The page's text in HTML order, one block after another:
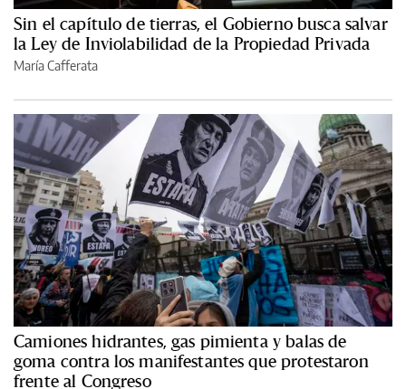
Sin el capítulo de tierras, el Gobierno busca salvar
la Ley de Inviolabilidad de la Propiedad Privada
María Cafferata
Camiones hidrantes, gas pimienta y balas de
goma contra los manifestantes que protestaron
frente al Congreso